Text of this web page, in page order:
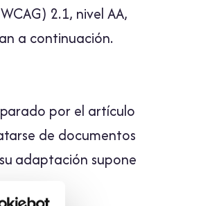
2.1, nivel AA,
a continuación.
por el artículo
de documentos
adaptación supone